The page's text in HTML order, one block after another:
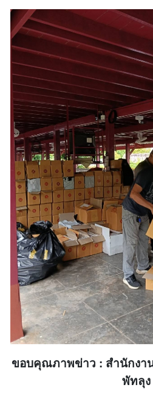
ขอบคุณภาพข่าว : สำนักงา
พัทลุง